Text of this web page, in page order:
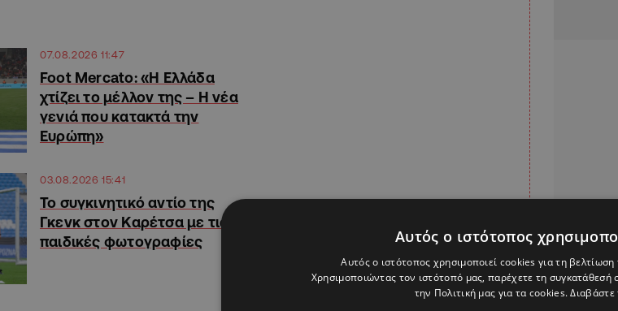
07.08.2026 11:47
Foot Mercato: «Η Ελλάδα
χτίζει το μέλλον της – Η νέα
γενιά που κατακτά την
Ευρώπη»
03.08.2026 15:41
Το συγκινητικό αντίο της
Γκενκ στον Καρέτσα με τις
παιδικές φωτογραφίες
Αυτός ο ιστότοπος
Αυτός ο ιστότοπος χρησιμοποιεί cookies για τη
Χρησιμοποιώντας τον ιστότοπό μας, παρέχετε τη
την Πολιτική μας για τα cookies.Διαβάστε